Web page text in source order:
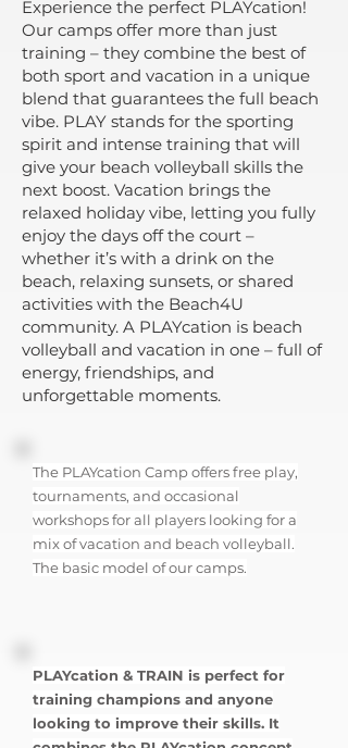
Experience the perfect PLAYcation!
Our camps offer more than just
training – they combine the best of
both sport and vacation in a unique
blend that guarantees the full beach
vibe. PLAY stands for the sporting
spirit and intense training that will
give your beach volleyball skills the
next boost. Vacation brings the
relaxed holiday vibe, letting you fully
enjoy the days off the court –
whether it’s with a drink on the
beach, relaxing sunsets, or shared
activities with the Beach4U
community. A PLAYcation is beach
volleyball and vacation in one – full of
energy, friendships, and
unforgettable moments.
The PLAYcation Camp offers free play,
tournaments, and occasional
workshops for all players looking for a
mix of vacation and beach volleyball.
The basic model of our camps.
PLAYcation & TRAIN is perfect for
training champions and anyone
looking to improve their skills. It